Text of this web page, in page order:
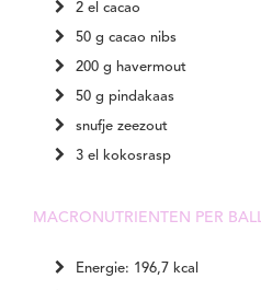
2 el cacao
50 g cacao nibs
200 g havermout
50 g pindakaas
snufje zeezout
3 el kokosrasp
MACRONUTRIENTEN PER
Energie: 196,7 kcal